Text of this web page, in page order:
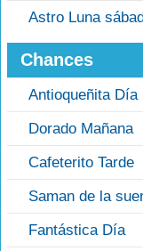
Astro Luna
Chances
Antioqueñita Día
Dorado Mañana
Cafeterito Tarde
Saman de la
Fantástica Día